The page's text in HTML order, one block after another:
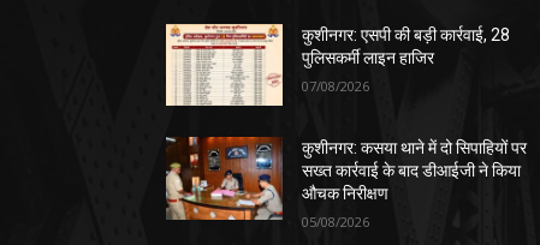
कुशीनगर: एसपी की बड़ी कार्रवाई, 28
पुलिसकर्मी लाइन हाजिर
07/08/2026
कुशीनगर: कसया थाने में दो सिपाहियों पर
सख्त कार्रवाई के बाद डीआईजी ने किया
औचक निरीक्षण
05/08/2026